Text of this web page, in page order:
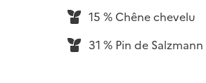
15 % Chêne chevelu
31 % Pin de Salzmann